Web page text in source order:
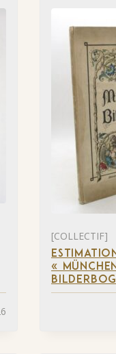
[COLLECTIF]
«